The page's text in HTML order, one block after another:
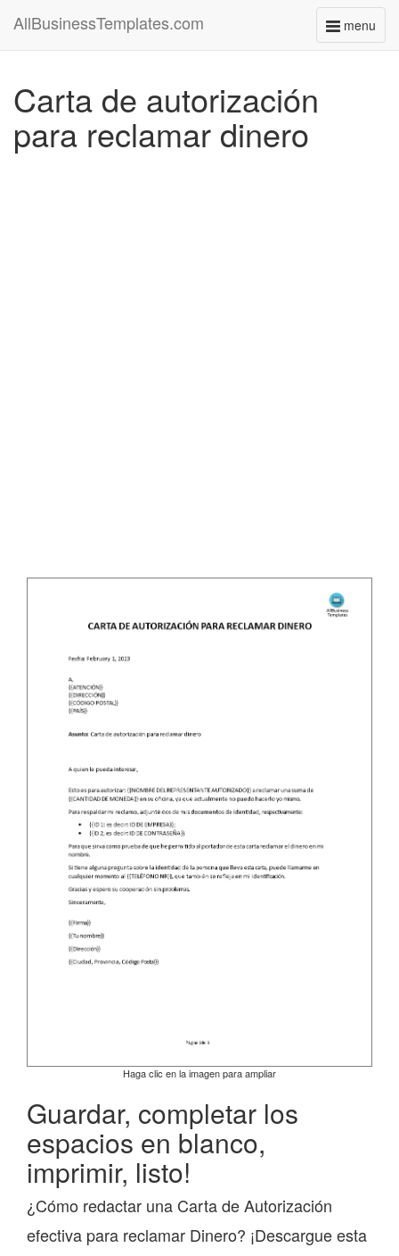
menu
Toggle
AllBusinessTemplates.com
Carta de autorización
para reclamar dinero
Haga clic en la imagen para ampliar
Guardar, completar los
espacios en blanco,
imprimir, listo!
¿Cómo redactar una Carta de Autorización
efectiva para reclamar Dinero? ¡Descargue esta